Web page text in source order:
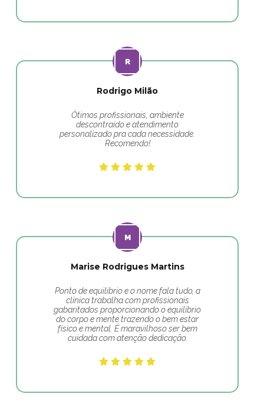
Rodrigo Milão
Ótimos profissionais, ambiente
descontraído e atendimento
personalizado pra cada necessidade.
Recomendo!
Marise Rodrigues Martins
Ponto de equilibrio e o nome fala tudo, a
clínica trabalha com profissionais
gabaritados proporcionando o equilíbrio
do corpo e mente trazendo o bem estar
físico e mental. É maravilhoso ser bem
cuidada com atenção dedicação.